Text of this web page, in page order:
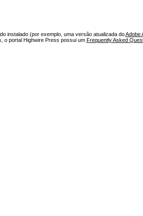
instalado (por exemplo, uma versão atualizada doAdobe
o portal Highwire Press possui um Frequently Asked